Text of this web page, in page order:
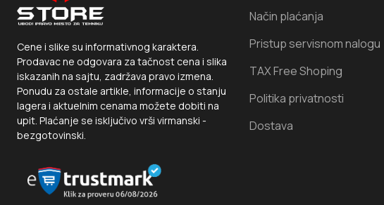
Cene i slike su informativnog karaktera.
Prodavac ne odgovara za tačnost cena i slika
iskazanih na sajtu, zadržava pravo izmena.
Ponudu za ostale artikle, informacije o stanju
lagera i aktuelnim cenama možete dobiti na
upit. Plaćanje se isključivo vrši virmanski -
bezgotovinski.
Način plaćanja
Pristup servisnom nalogu
TAX Free Shoping
Politika privatnosti
Dostava